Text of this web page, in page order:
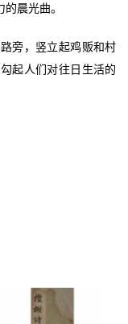
晨光曲。
旁，竖立起鸡贩和村
起人们对往日生活的